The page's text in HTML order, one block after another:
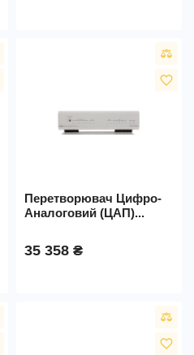
favorite_border
Перетворювач Цифро-
Аналоговий (ЦАП)...
35 358 ₴
favorite_border